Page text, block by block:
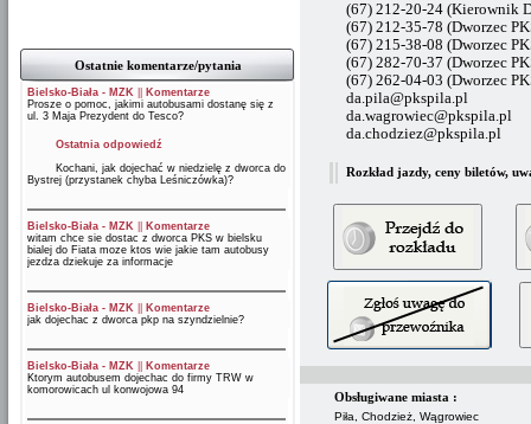
Ostatnie komentarze/pytania
Bielsko-Biała - MZK
Komentarze
Prosze o pomoc, jakimi autobusami dostanę się z
ul. 3 Maja Prezydent do Tesco?
Ostatnia odpowiedź
Kochani, jak dojechać w niedzielę z dworca do
Bystrej (przystanek chyba Leśniczówka)?
Bielsko-Biała - MZK
Komentarze
witam chce sie dostac z dworca PKS w bielsku
bialej do Fiata moze ktos wie jakie tam autobusy
jezdza dziekuje za informacje
Bielsko-Biała - MZK
Komentarze
jak dojechac z dworca pkp na szyndzielnie?
Bielsko-Biała - MZK
Komentarze
Ktorym autobusem dojechac do firmy TRW w
komorowicach ul konwojowa 94
(67) 212-20-24 (Kierownik
(67) 212-35-78 (Dworzec
(67) 215-38-08 (Dworzec
(67) 282-70-37 (Dworzec
(67) 262-04-03 (Dworzec
da.pila@pkspila.pl
da.wagrowiec@pkspila.pl
da.chodziez@pkspila.pl
Rozkład jazdy, ceny biletów,
Obsługiwane miasta :
Piła, Chodzież, Wągrowiec